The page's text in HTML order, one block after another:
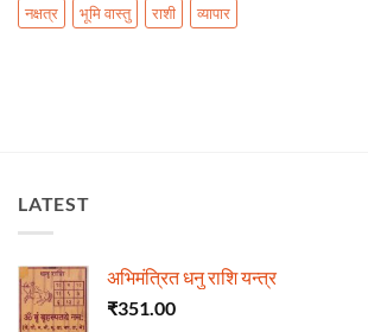
नक्षत्र
भूमि वास्तु राशी व्यापार
LATEST
अभिमंत्रित धनु राशि यन्त्र
₹351.00